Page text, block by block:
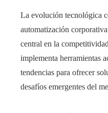
La evolución tecnológica
automatización
central en la
implementa herramientas
tendencias para ofrecer
desafíos emergentes del